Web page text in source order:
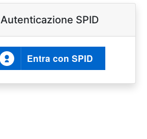
Autenticazione SPID
Entra con SPID